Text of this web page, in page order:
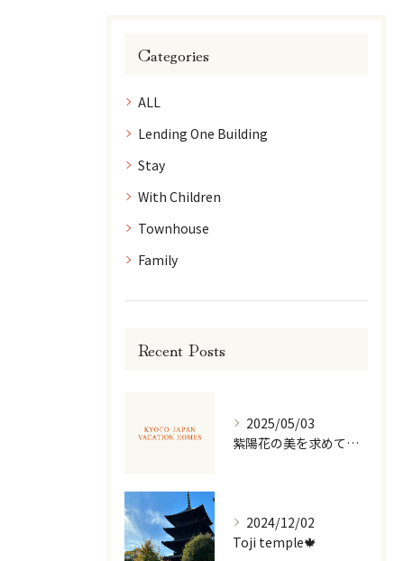
Categories
ALL
Lending One Building
Stay
With Children
Townhouse
Family
Recent Posts
2025/05/03
紫陽花の美を求めて京都散策
2024/12/02
Toji temple🍁